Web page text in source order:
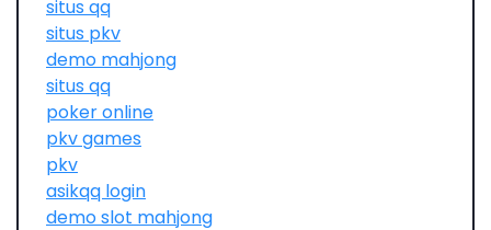
situs qq
situs pkv
demo mahjong
situs qq
poker online
pkv games
pkv
asikqq login
demo slot mahjong